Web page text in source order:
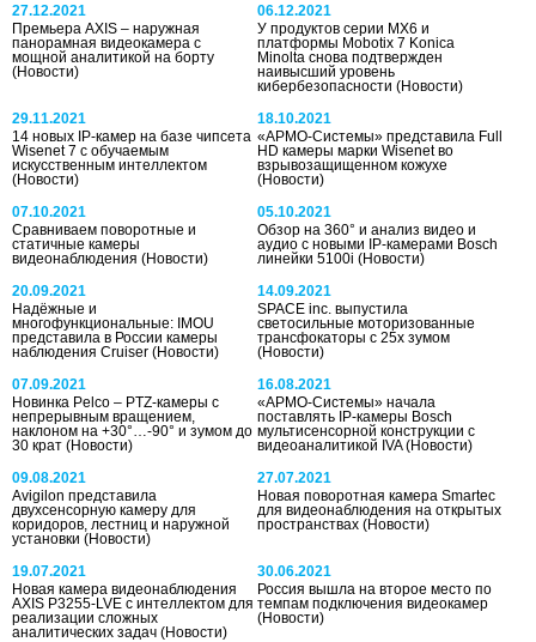
27.12.2021
Премьера AXIS – наружная
панорамная видеокамера с
мощной аналитикой на борту
(Новости)
06.12.2021
У продуктов серии MX6 и
платформы Mobotix 7 Konica
Minolta снова подтвержден
наивысший уровень
кибербезопасности(Новости)
29.11.2021
14 новых IP-камер на базе чипсета
Wisenet 7 с обучаемым
искусственным интеллектом
(Новости)
18.10.2021
«АРМО-Системы» представила Full
HD камеры марки Wisenet во
взрывозащищенном кожухе
(Новости)
07.10.2021
Сравниваем поворотные и
статичные камеры
видеонаблюдения (Новости)
05.10.2021
Обзор на 360° и анализ видео и
аудио с новыми IP-камерами Bosch
линейки 5100i(Новости)
20.09.2021
Надёжные и
многофункциональные: IMOU
представила в России камеры
наблюдения Cruiser (Новости)
14.09.2021
SPACE inc. выпустила
светосильные моторизованные
трансфокаторы с 25х зумом
(Новости)
07.09.2021
Новинка Pelco – PTZ-камеры с
непрерывным вращением,
наклоном на +30°…-90° и зумом до
30 крат (Новости)
16.08.2021
«АРМО-Системы» начала
поставлять IP-камеры Bosch
мультисенсорной конструкции с
видеоаналитикой IVA(Новости)
09.08.2021
Avigilon представила
двухсенсорную камеру для
коридоров, лестниц и наружной
установки (Новости)
27.07.2021
Новая поворотная камера Smartec
для видеонаблюдения на открытых
пространствах(Новости)
19.07.2021
Новая камера видеонаблюдения
AXIS P3255-LVE с интеллектом для
реализации сложных
аналитических задач (Новости)
30.06.2021
Россия вышла на второе место по
темпам подключения видеокамер
(Новости)